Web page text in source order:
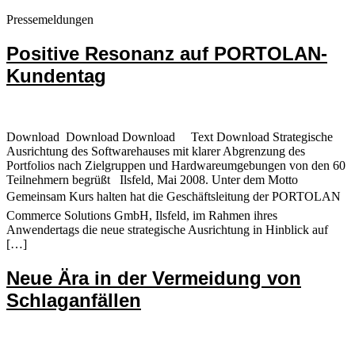
Pressemeldungen
Positive Resonanz auf PORTOLAN-
Kundentag
Download Download Download Text Download Strategische
Ausrichtung des Softwarehauses mit klarer Abgrenzung des
Portfolios nach Zielgruppen und Hardwareumgebungen von den 60
Teilnehmern begrüßt Ilsfeld, Mai 2008. Unter dem Motto
Gemeinsam Kurs halten hat die Geschäftsleitung der PORTOLAN
Commerce Solutions GmbH, Ilsfeld, im Rahmen ihres
Anwendertags die neue strategische Ausrichtung in Hinblick auf
[…]
Neue Ära in der Vermeidung von
Schlaganfällen